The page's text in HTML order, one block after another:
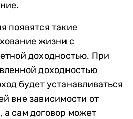
появятся такие
жизни с
доходностью. При
доходностью
будет устанавливаться
вне зависимости от
а сам договор может